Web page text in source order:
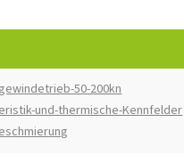
50-200kn
und-thermische-Kennfelder